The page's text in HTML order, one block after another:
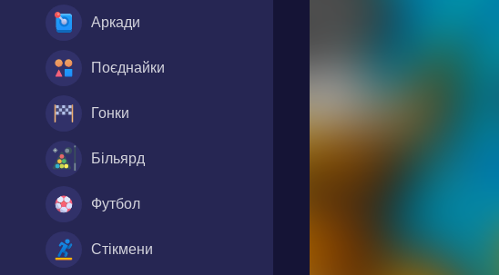
Аркади
Поєднайки
Гонки
Більярд
Футбол
Стікмени